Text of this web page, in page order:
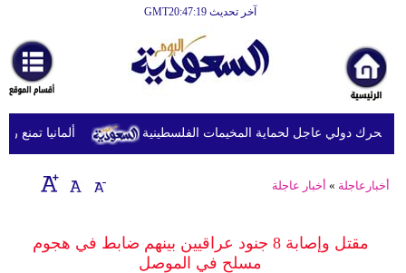
آخر تحديث GMT20:47:19
أخبارعاجلة
رياضة
ثقافة
إقتصاد
وموسيقى
ألمانيا تمنع رفع دولي عاجل لحماية المخيمات الفلسطينية
أخبارعاجلة » أخبار عاجلة
مقتل وإصابة 8 جنود عراقيين بينهم ضابط في هجوم
مسلح في الموصل